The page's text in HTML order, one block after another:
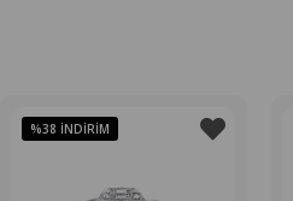
%38 İNDIRIM